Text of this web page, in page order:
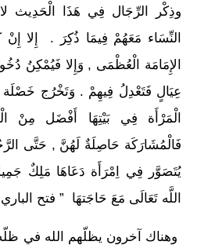
وذِكْر الرِّجَال فِي هَذَا الْحَدِيث
النِّسَاء مَعَهُمْ فِيمَا ذُكِرَ . إِلا إِنْ
الإِمَامَة الْعُظْمَى , وَإِلا فَيُمْكِنُ
عِيَالٍ فَتَعْدِلُ فِيهِمْ . وَتَخْرُج خَصْلَة
الْمَرْأَة فِي بَيْتِهَا أَفْضَل مِنْ
فَالْمُشَارَكَة حَاصِلَةٌ لَهُنَّ , حَتَّى
يُتَصَوَّر فِي اِمْرَأَة دَعَاهَا مَلِكٌ
اللَّه تَعَالَى مَعَ حَاجَتهَا ” فتح الباري ( 2/
وهناك آخرون يظلّهم الله في